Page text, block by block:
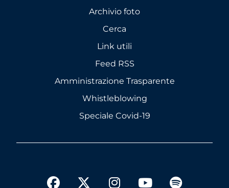
Archivio foto
Cerca
Link utili
Feed RSS
Amministrazione Trasparente
Whistleblowing
Speciale Covid-19
facebookinstagram
youtubespotify